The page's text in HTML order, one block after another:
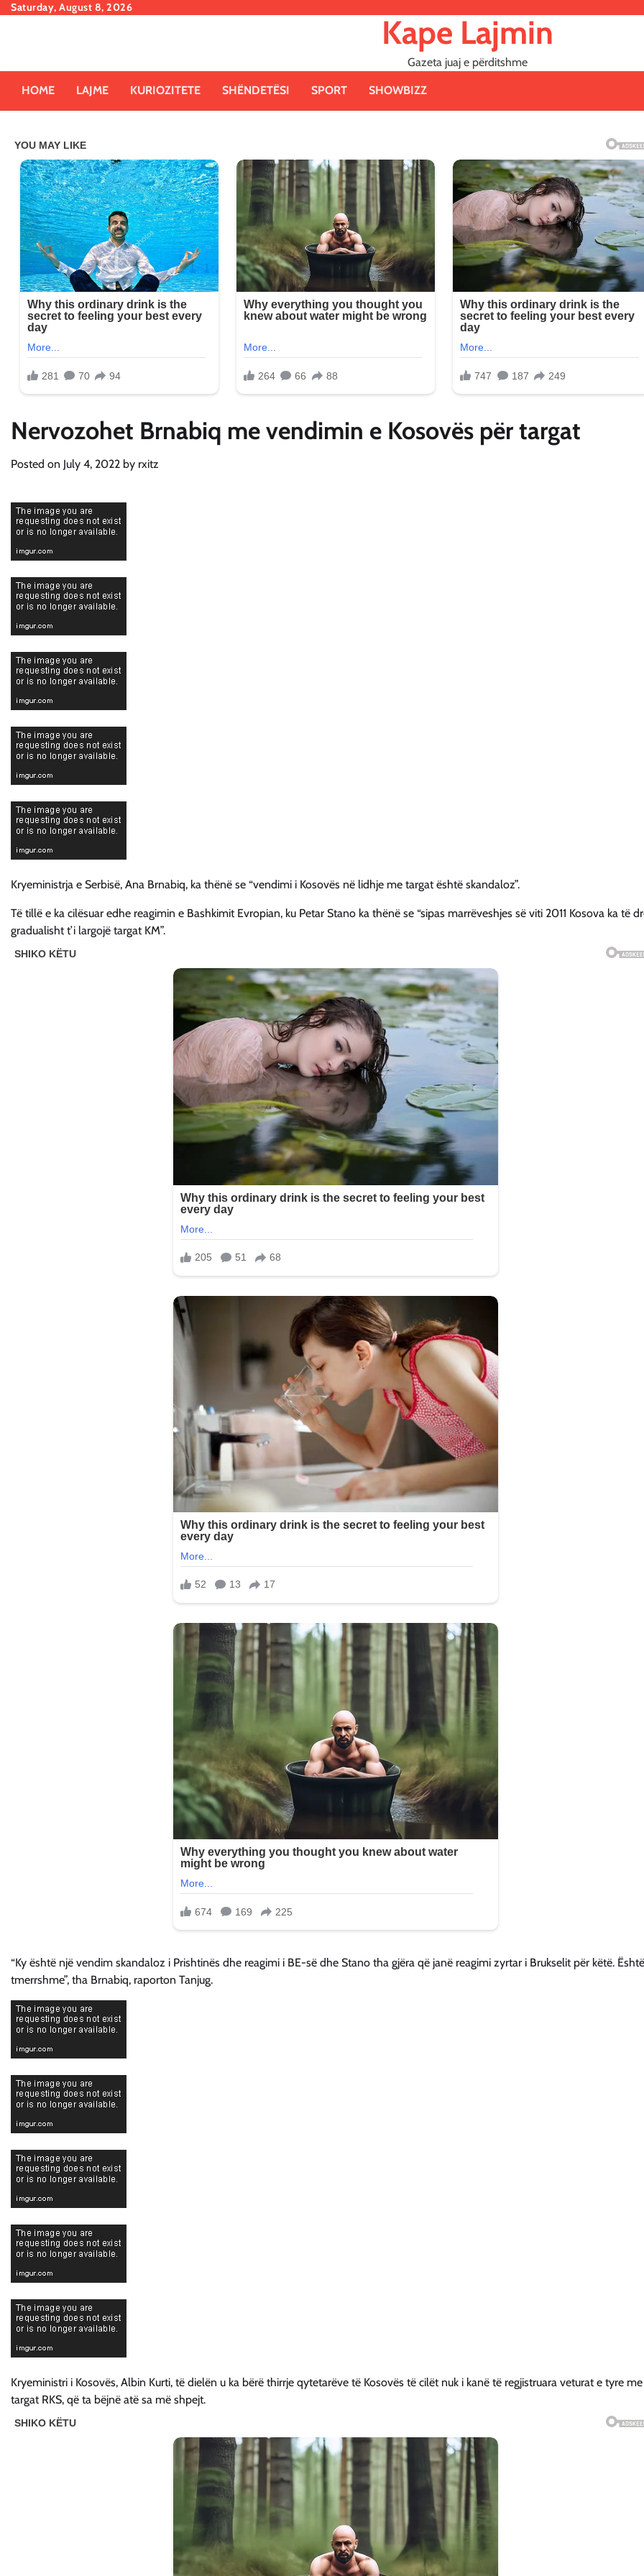
SkipSaturday, August 8, 2026
Kape Lajmin
Gazeta juaj e përditshme
HOME LAJME KURIOZITETE SHËNDETËSI SPORT SHOWBIZZ
Nervozohet Brnabiq me vendimin e Kosovës për targat
Posted on July 4, 2022 by rxitz
Kryeministrja e Serbisë, Ana Brnabiq, ka thënë se “vendimi i Kosovës në lidhje me targat është skandaloz”.
Të tillë e ka cilësuar edhe reagimin e Bashkimit Evropian, ku Petar Stano ka thënë se “sipas marrëveshjes së viti 2011 Kosova ka të
gradualisht t’i largojë targat KM”.
“Ky është një vendim skandaloz i Prishtinës dhe reagimi i BE-së dhe Stano tha gjëra që janë reagimi zyrtar i Brukselit për këtë.
tmerrshme”, tha Brnabiq, raporton Tanjug.
Kryeministri i Kosovës, Albin Kurti, të dielën u ka bërë thirrje qytetarëve të Kosovës të cilët nuk i kanë të regjistruara veturat e tyre me
targat RKS, që ta bëjnë atë sa më shpejt.